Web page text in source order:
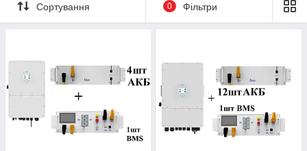
Сортування 0 Фільтри